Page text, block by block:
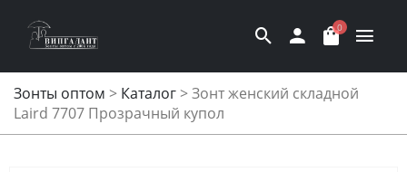
0
Зонты оптом > Каталог>Зонт женский складной
Laird 7707 Прозрачный купол